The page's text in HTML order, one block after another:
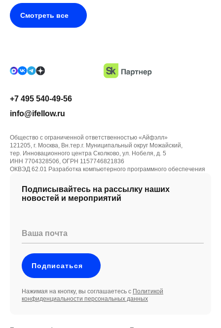
Смотреть все
Подписывайтесь на рассылку наших
новостей и мероприятий
Ваша почта
Подписаться
Нажимая на кнопку, вы соглашаетесь с Политикой
конфиденциальности персональных данных
+7 495 540-49-56
info@ifellow.ru
Общество с ограниченной ответственностью «Айфэлл»
121205, г. Москва, Вн.тер.г. Муниципальный округ Можайский,
тер. Инновационного центра Сколково, ул. Нобеля, д. 5
ИНН 7704328506, ОГРН 1157746821836
ОКВЭД 62.01 Разработка компьютерного программного обеспечения